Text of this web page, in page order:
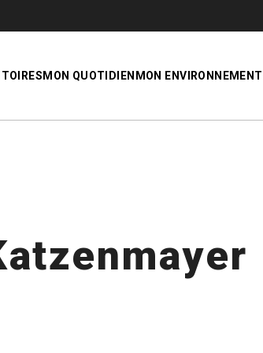
MON QUOTIDIEN MON ENVIRONNEMENT